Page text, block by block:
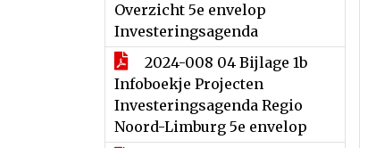
Overzicht 5e envelop
Investeringsagenda
2024-008 04 Bijlage 1b
Infoboekje Projecten
Investeringsagenda Regio
Noord-Limburg 5e envelop